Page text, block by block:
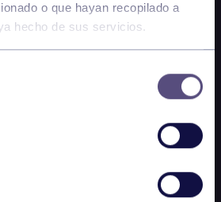
o que hayan recopilado a
hecho de sus servicios.